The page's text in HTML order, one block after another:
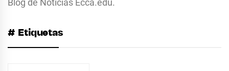
Blog de Noticias Ecca.edu.
# Etiquetas